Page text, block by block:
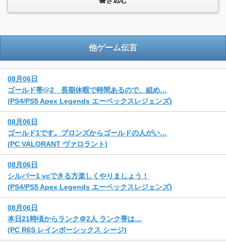
他ゲーム伝言
08月06日
ゴールド帯@2 長期休暇で時間あるので、組め…
(PS4/PS5 Apex Legends エーペックスレジェンズ)
08月06日
ゴールド1です。ブロンズからゴールドの人がい…
(PC VALORANT ヴァロラント)
08月06日
シルバー1 vcできる方楽しくやりましょう！
(PS4/PS5 Apex Legends エーペックスレジェンズ)
08月06日
本日21時頃からランク＠2人 ランク帯は…
(PC R6S レインボーシックス シージ)